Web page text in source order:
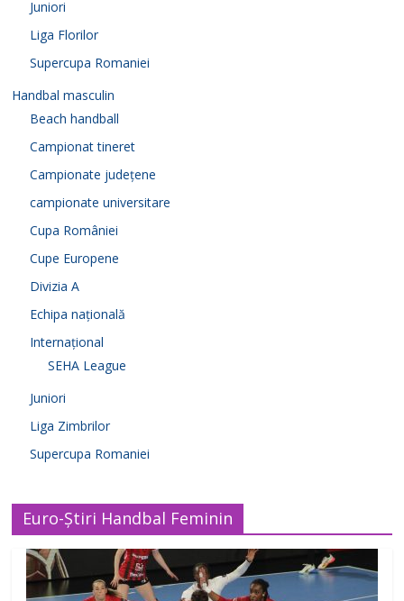
Juniori
Liga Florilor
Supercupa Romaniei
Handbal masculin
Beach handball
Campionat tineret
Campionate județene
campionate universitare
Cupa României
Cupe Europene
Divizia A
Echipa națională
Internațional
SEHA League
Juniori
Liga Zimbrilor
Supercupa Romaniei
Euro-Știri Handbal Feminin